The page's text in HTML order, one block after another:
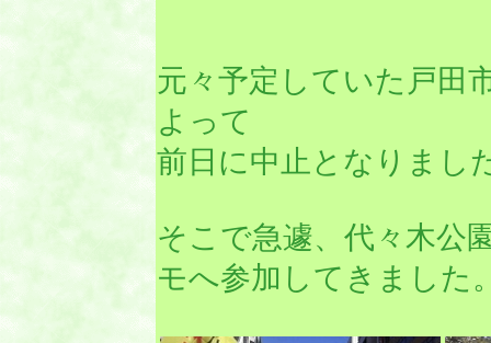
元々予定していた戸田
よって
前日に中止となりまし
そこで急遽、代々木公
モへ参加してきました